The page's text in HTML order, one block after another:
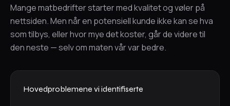
Mange matbedrifter starter med kvalitet og vøler på
nettsiden. Men når en potensiell kunde ikke kan se hva
som tilbys, eller hvor mye det koster, går de videre til
den neste — selv om maten vår var bedre.
Hovedproblemene vi identifiserte